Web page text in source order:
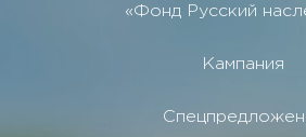
«Фонд Русский
Кампания